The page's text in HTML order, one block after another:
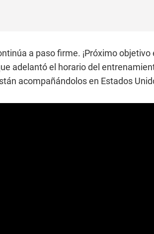
a paso firme. ¡Próximo
adelantó el horario del
acompañándolos en Estados